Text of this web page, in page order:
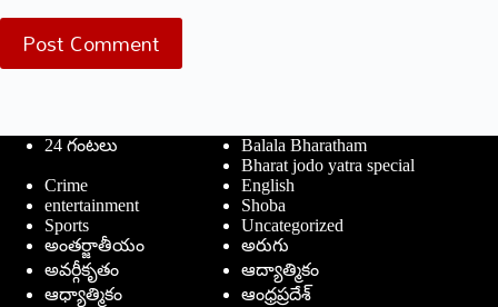
Post Comment
24 గంటలు
Balala Bharatham
Bharat jodo yatra special
Crime
English
entertainment
Shoba
Sports
Uncategorized
అంతర్జాతీయం
అరుగు
అవర్గీకృతం
ఆద్యాత్మికం
ఆధ్యాత్మికం
ఆంధ్రప్రదేశ్